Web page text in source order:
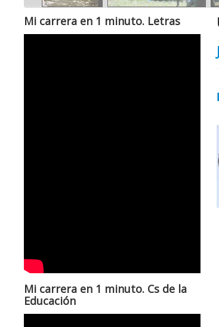
Mi carrera en 1 minuto. Letras
Mi carrera en 1 minuto. Cs de la
Educación